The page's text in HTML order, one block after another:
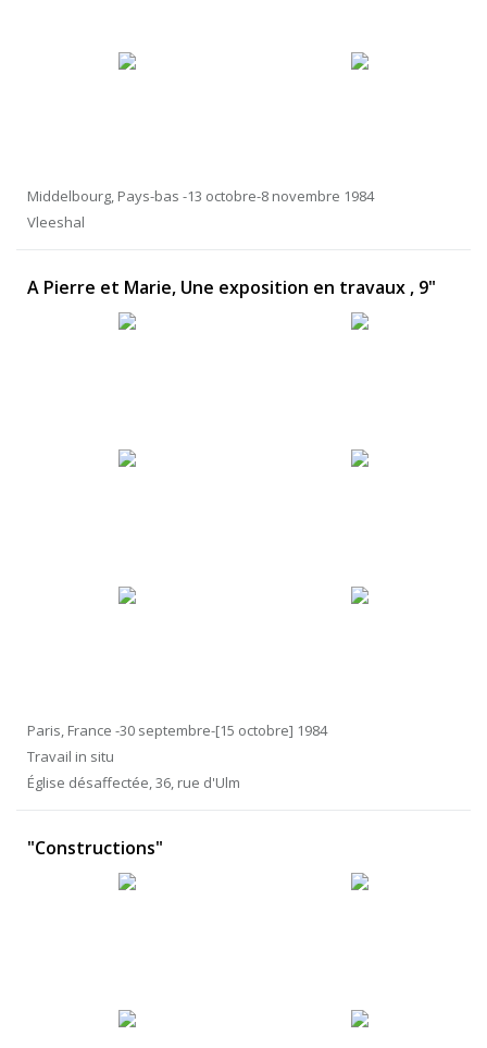
Middelbourg, Pays-bas -13 octobre-8 novembre 1984
Vleeshal
A Pierre et Marie, Une exposition en travaux , 9"
Paris, France -30 septembre-[15 octobre] 1984
Travail in situ
Église désaffectée, 36, rue d'Ulm
"Constructions"